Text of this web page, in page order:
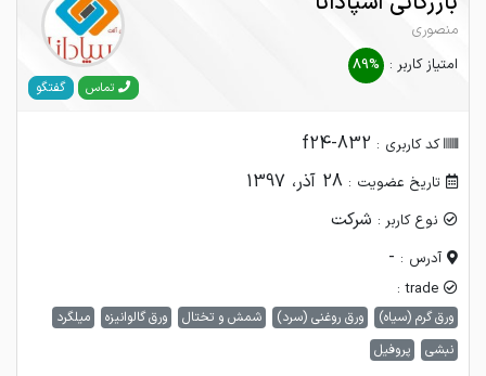
منصوری
امتیاز کاربر : 89%
تماس گفتگو
کد کاربری : f24-832
تاریخ عضویت : 28 آذر، 1397
نوع کاربر : شرکت
آدرس : -
trade :
ورق گرم (سیاه) ورق روغنی (سرد) شمش و تختال ورق گالوانیزه
میلگرد
نبشی
پروفیل